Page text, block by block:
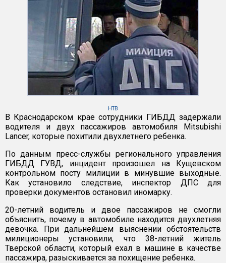
НТВ
В Краснодарском крае сотрудники ГИБДД задержали
водителя и двух пассажиров автомобиля Mitsubishi
Lancer, которые похитили двухлетнего ребенка.
По данным пресс-службы регионального управления
ГИБДД ГУВД, инцидент произошел на Кущевском
контрольном посту милиции в минувшие выходные.
Как установило следствие, инспектор ДПС для
проверки документов остановил иномарку.
20-летний водитель и двое пассажиров не смогли
объяснить, почему в автомобиле находится двухлетняя
девочка. При дальнейшем выяснении обстоятельств
милиционеры установили, что 38-летний житель
Тверской области, который ехал в машине в качестве
пассажира, разыскивается за похищение ребенка.